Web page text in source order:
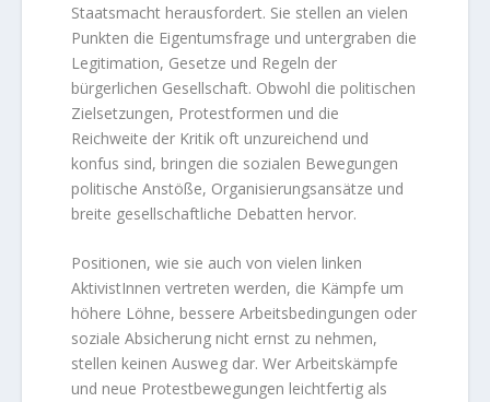
Staatsmacht herausfordert. Sie stellen an vielen
Punkten die Eigentumsfrage und untergraben die
Legitimation, Gesetze und Regeln der
bürgerlichen Gesellschaft. Obwohl die politischen
Zielsetzungen, Protestformen und die
Reichweite der Kritik oft unzureichend und
konfus sind, bringen die sozialen Bewegungen
politische Anstöße, Organisierungsansätze und
breite gesellschaftliche Debatten hervor.
Positionen, wie sie auch von vielen linken
AktivistInnen vertreten werden, die Kämpfe um
höhere Löhne, bessere Arbeitsbedingungen oder
soziale Absicherung nicht ernst zu nehmen,
stellen keinen Ausweg dar. Wer Arbeitskämpfe
und neue Protestbewegungen leichtfertig als